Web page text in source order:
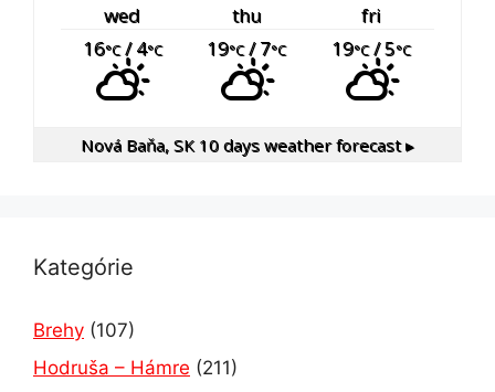
wed thu
fri
16°C/ 4°C 19°C/ 7°C 19°C/ 5°C
Nová Baňa, SK10 days weather forecast ▸
Kategórie
Brehy (107)
Hodruša – Hámre (211)